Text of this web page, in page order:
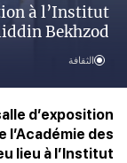
à l’Institut
Bekhzod
الثقافة
d’exposition
l’Académie des
lieu à l’Institut